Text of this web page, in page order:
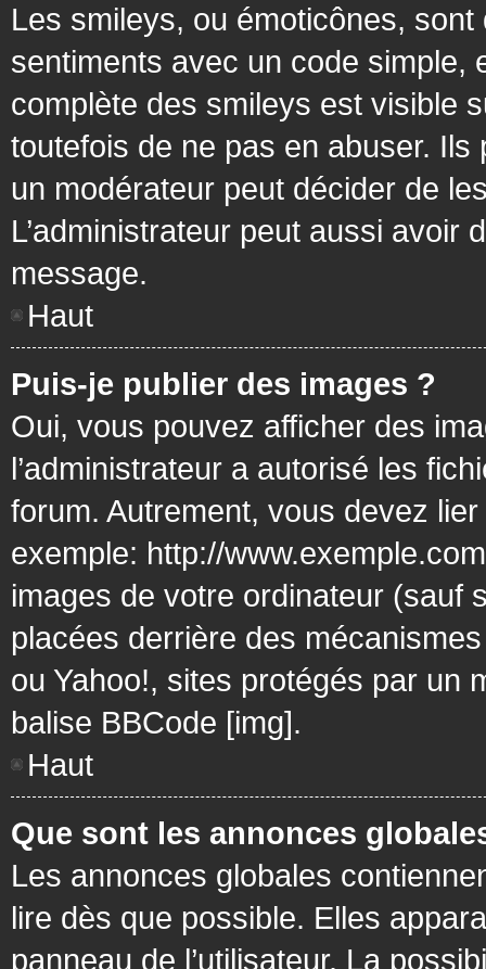
Les smileys, ou émoticônes,
sentiments avec un code simple,
complète des smileys est visible
toutefois de ne pas en abuser.
un modérateur peut décider de
L’administrateur peut aussi avoir
message.
Haut
Puis-je publier des images ?
Oui, vous pouvez afficher des
l’administrateur a autorisé les
forum. Autrement, vous devez
exemple: http://
images de votre ordinateur (sauf
placées derrière des
ou Yahoo!, sites protégés par un
balise BBCode [img].
Haut
Que sont les annonces
Les annonces globales
lire dès que possible. Elles
panneau de l’utilisateur. La